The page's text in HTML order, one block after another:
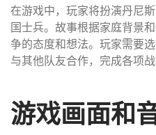
在游戏中，玩家将扮演丹尼
国士兵。故事根据家庭背景
争的态度和想法。玩家需要
与其他队友合作，完成各项战
游戏画面和